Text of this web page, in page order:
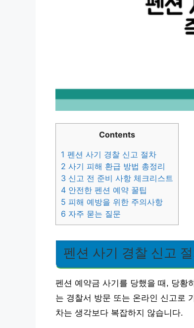
Contents
1 펜션 사기 경찰 신고 절차
2 사기 피해 환급 방법 총정리
3 신고 전 준비 사항 체크리스트
4 안전한 펜션 예약 꿀팁
5 피해 예방을 위한 주의사항
6 자주 묻는 질문
펜션 사기 경찰 신고
펜션 예약금 사기를 당했을 때, 당황
는 경찰서 방문 또는 온라인 신고로
차는 생각보다 복잡하지 않습니다.